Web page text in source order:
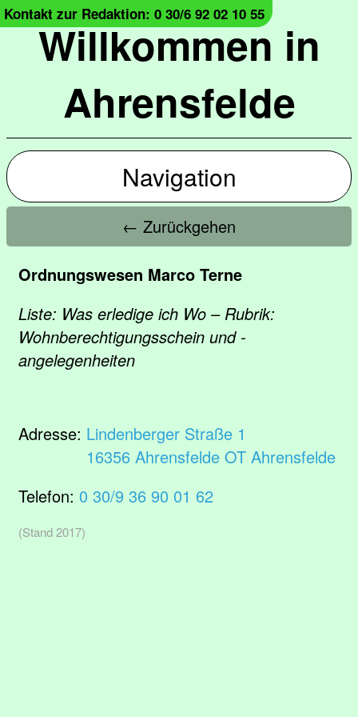
Willkommen in
Ahrensfelde
Kontakt zur Redaktion: 0 30/6 92 02 10 55
Navigation
← Zurückgehen
Ordnungswesen Marco Terne
Liste: Was erledige ich Wo – Rubrik:
Wohnberechtigungsschein und -
angelegenheiten
Adresse: Lindenberger Straße 1
16356 Ahrensfelde OT Ahrensfelde
Telefon: 0 30/9 36 90 01 62
(Stand 2017)